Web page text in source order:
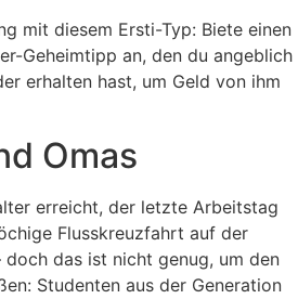
mit diesem Ersti-Typ: Biete einen
Geheimtipp an, den du angeblich
erhalten hast, um Geld von ihm
Omas
erreicht, der letzte Arbeitstag
Flusskreuzfahrt auf der
doch das ist nicht genug, um den
Studenten aus der Generation